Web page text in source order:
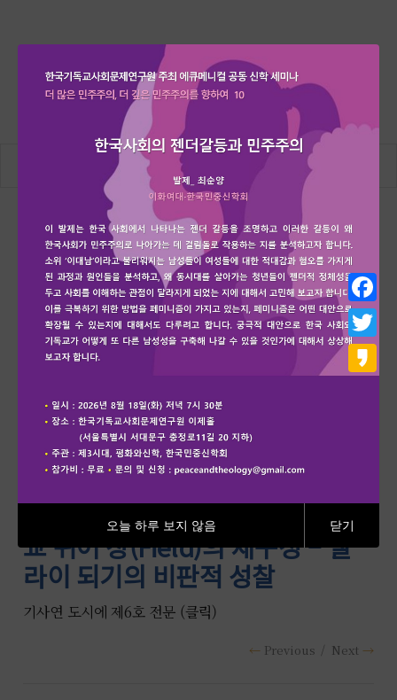
Go to…
기사연 도시에 제6호) 한국 개신
교 퀴어 장(Field)의 재구성 – 앨
라이 되기의 비판적 성찰
기사연 도시에 제6호 전문 (클릭)
Previous Next
Twitter
오늘 하루 보지 않음 닫기